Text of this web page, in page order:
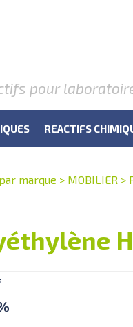
pour
REACTIFS
marque > MOBILIER >